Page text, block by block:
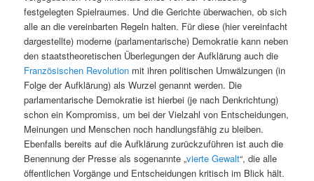
festgelegten Spielraumes. Und die Gerichte überwachen, ob sich
alle an die vereinbarten Regeln halten. Für diese (hier vereinfacht
dargestellte) moderne (parlamentarische) Demokratie kann neben
den staatstheoretischen Überlegungen der Aufklärung auch die
Französischen Revolution mit ihren politischen Umwälzungen (in
Folge der Aufklärung) als Wurzel genannt werden. Die
parlamentarische Demokratie ist hierbei (je nach Denkrichtung)
schon ein Kompromiss, um bei der Vielzahl von Entscheidungen,
Meinungen und Menschen noch handlungsfähig zu bleiben.
Ebenfalls bereits auf die Aufklärung zurückzuführen ist auch die
Benennung der Presse als sogenannte „vierte Gewalt“, die alle
öffentlichen Vorgänge und Entscheidungen kritisch im Blick hält.